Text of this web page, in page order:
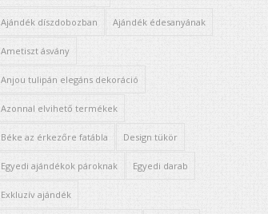
Ajándék díszdobozban Ajándék édesanyának
Ametiszt ásvány
Anjou tulipán elegáns dekoráció
Azonnal elvihető termékek
Béke az érkezőre fatábla Design tükör
Egyedi ajándékok pároknak Egyedi darab
Exkluzív ajándék